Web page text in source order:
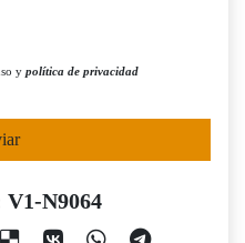
y política de privacidad
N9064